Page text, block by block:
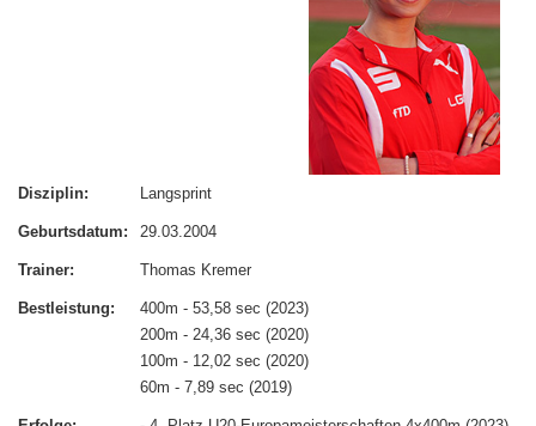
Disziplin: Langsprint
Geburtsdatum: 29.03.2004
Trainer: Thomas Kremer
Bestleistung:
400m - 53,58 sec (2023)
200m - 24,36 sec (2020)
100m - 12,02 sec (2020)
60m - 7,89 sec (2019)